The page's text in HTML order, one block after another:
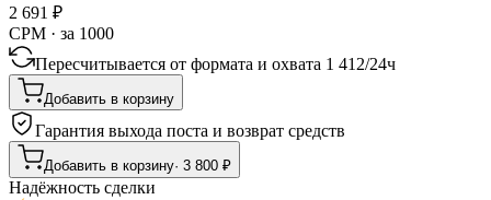
2 691 ₽
CPM · за 1000
Пересчитывается от формата и охвата 1 412/24ч
Добавить в корзину
Гарантия выхода поста и возврат средств
Добавить в корзину· 3 800 ₽
Надёжность сделки